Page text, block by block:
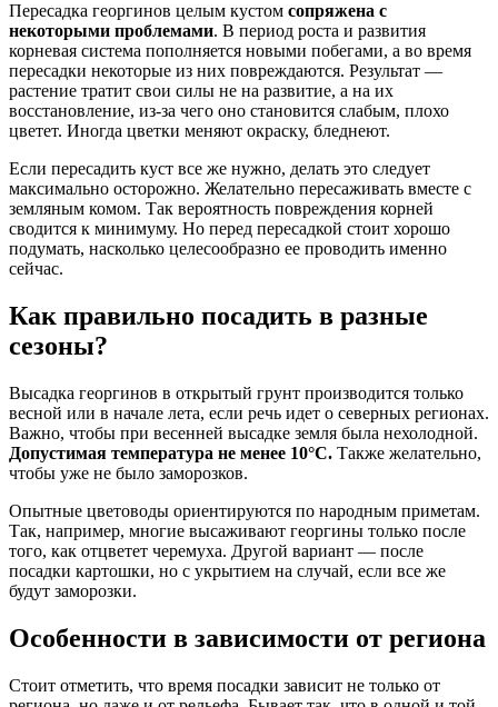
Пересадка георгинов целым кустом сопряжена с
некоторыми проблемами. В период роста и развития
корневая система пополняется новыми побегами, а во время
пересадки некоторые из них повреждаются. Результат —
растение тратит свои силы не на развитие, а на их
восстановление, из-за чего оно становится слабым, плохо
цветет. Иногда цветки меняют окраску, бледнеют.
Если пересадить куст все же нужно, делать это следует
максимально осторожно. Желательно пересаживать вместе с
земляным комом. Так вероятность повреждения корней
сводится к минимуму. Но перед пересадкой стоит хорошо
подумать, насколько целесообразно ее проводить именно
сейчас.
Как правильно посадить в разные
сезоны?
Высадка георгинов в открытый грунт производится только
весной или в начале лета, если речь идет о северных регионах.
Важно, чтобы при весенней высадке земля была нехолодной.
Допустимая температура не менее 10°C. Также желательно,
чтобы уже не было заморозков.
Опытные цветоводы ориентируются по народным приметам.
Так, например, многие высаживают георгины только после
того, как отцветет черемуха. Другой вариант — после
посадки картошки, но с укрытием на случай, если все же
будут заморозки.
Особенности в зависимости от региона
Стоит отметить, что время посадки зависит не только от